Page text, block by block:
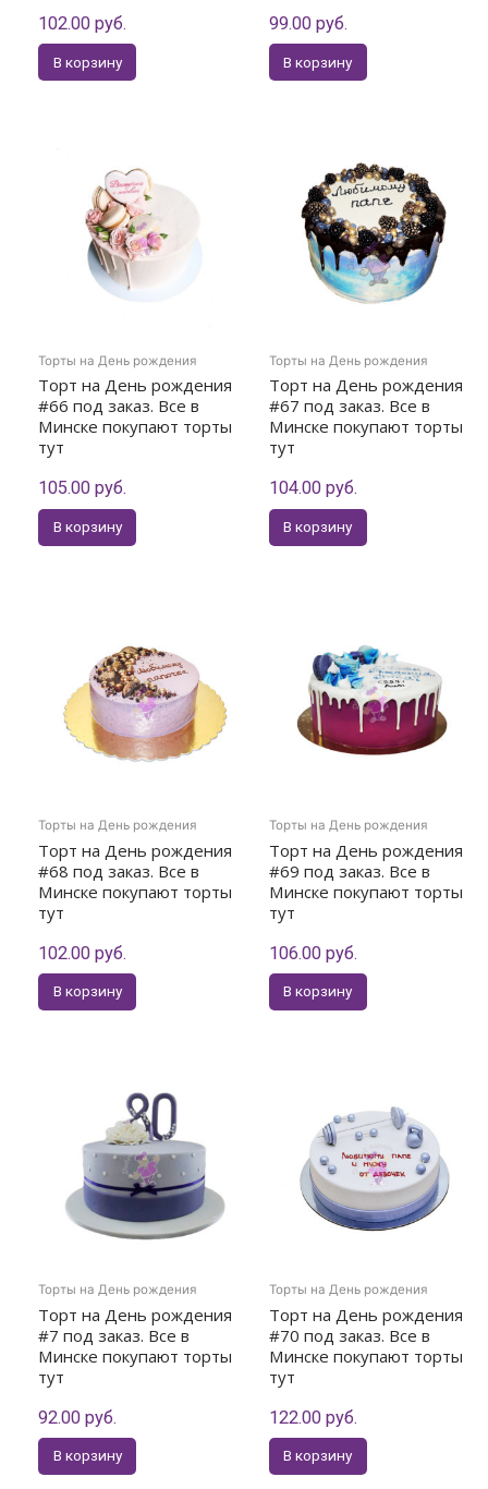
102.00 руб.
В корзину
99.00 руб.
В корзину
Торты на День рождения
Торт на День рождения
#66 под заказ. Все в
Минске покупают торты
тут
105.00 руб.
В корзину
Торты на День рождения
Торт на День рождения
#67 под заказ. Все в
Минске покупают торты
тут
104.00 руб.
В корзину
Торты на День рождения
Торт на День рождения
#68 под заказ. Все в
Минске покупают торты
тут
102.00 руб.
В корзину
Торты на День рождения
Торт на День рождения
#69 под заказ. Все в
Минске покупают торты
тут
106.00 руб.
В корзину
Торты на День рождения
Торт на День рождения
#7 под заказ. Все в
Минске покупают торты
тут
92.00 руб.
В корзину
Торты на День рождения
Торт на День рождения
#70 под заказ. Все в
Минске покупают торты
тут
122.00 руб.
В корзину